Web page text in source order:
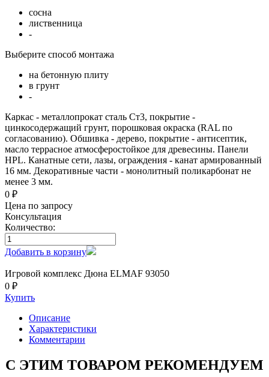
сосна
лиственница
-
Выберите способ монтажа
на бетонную плиту
в грунт
-
Каркас - металлопрокат сталь Ст3, покрытие -
цинкосодержащий грунт, порошковая окраска (RAL по
согласованию). Обшивка - дерево, покрытие - антисептик,
масло террасное атмосферостойкое для древесины. Панели
HPL. Канатные сети, лазы, ограждения - канат армированный
16 мм. Декоративные части - монолитный поликарбонат не
менее 3 мм.
0 ₽
Цена по запросу
Консультация
Количество:
Добавить в корзину
Игровой комплекс Дюна ELMAF 93050
0 ₽
Купить
Описание
Характеристики
Комментарии
С ЭТИМ ТОВАРОМ РЕКОМЕНДУЕМ